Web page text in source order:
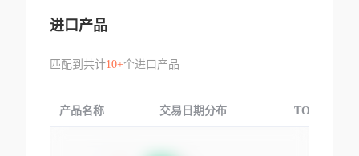
进口产品
匹配到共计10+个进口产品
产品名称 交易日期分布 TOP3交易国